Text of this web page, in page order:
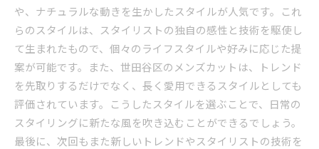
や、ナチュラルな動きを生かしたスタイルが人気です。これ
らのスタイルは、スタイリストの独自の感性と技術を駆使し
て生まれたもので、個々のライフスタイルや好みに応じた提
案が可能です。また、世田谷区のメンズカットは、トレンド
を先取りするだけでなく、長く愛用できるスタイルとしても
評価されています。こうしたスタイルを選ぶことで、日常の
スタイリングに新たな風を吹き込むことができるでしょう。
最後に、次回もまた新しいトレンドやスタイリストの技術を